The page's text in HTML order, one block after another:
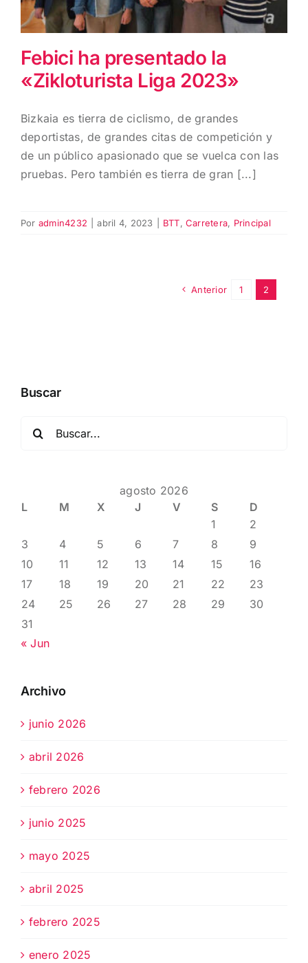
Febici ha presentado la
«Zikloturista Liga 2023»
Bizkaia es tierra de ciclismo, de grandes
deportistas, de grandes citas de competición y
de un público apasionado que se vuelca con las
pruebas. Pero también es tierra de gran [...]
Por admin4232 abril 4, 2023 BTT, Carretera, Principal
Anterior 1 2
Buscar
agosto 2026
L
M X J V S
D
1
2
3
4 5 6 7 8
9
10
11 12 13 14 15
16
17
18 19 20 21 22
23
24
25 26 27 28 29
30
31
« Jun
Archivo
junio 2026
abril 2026
febrero 2026
junio 2025
mayo 2025
abril 2025
febrero 2025
enero 2025